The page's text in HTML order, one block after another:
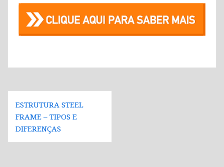
Navegação
de
Post
ESTRUTURA STEEL
FRAME – TIPOS E
DIFERENÇAS